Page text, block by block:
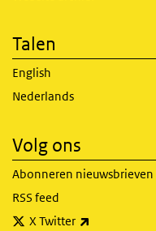
Talen
English
Nederlands
Volg ons
Abonneren nieuwsbrieven
RSS feed
X Twitter